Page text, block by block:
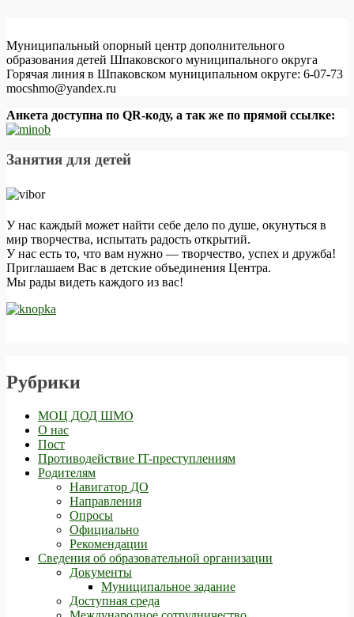
Муниципальный опорный центр дополнительного
образования детей Шпаковского муниципального округа
Горячая линия в Шпаковском муниципальном округе: 6-07-73
mocshmo@yandex.ru
Анкета доступна по QR-коду, а так же по прямой ссылке:
Занятия для детей
У нас каждый может найти себе дело по душе, окунуться в
мир творчества, испытать радость открытий.
У нас есть то, что вам нужно — творчество, успех и дружба!
Приглашаем Вас в детские объединения Центра.
Мы рады видеть каждого из вас!
Рубрики
МОЦ ДОД ШМО
О нас
Пост
Противодействие IT-преступлениям
Родителям
Навигатор ДО
Направления
Опросы
Официально
Рекомендации
Сведения об образовательной организации
Документы
Муниципальное задание
Доступная среда